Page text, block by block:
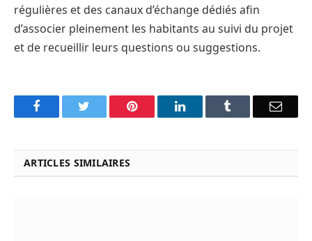
régulières et des canaux d’échange dédiés afin
d’associer pleinement les habitants au suivi du projet
et de recueillir leurs questions ou suggestions.
Facebook Pinterest LinkedIn Email
ARTICLES SIMILAIRES